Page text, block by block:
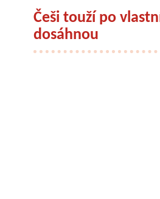
Češi touží po
dosáhnou